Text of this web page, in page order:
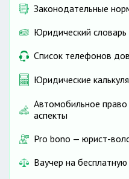
Законодательные
Юридический словарь
Список телефонов
Юридические
Автомобильное
аспекты
Pro bono — юрист-
Ваучер на